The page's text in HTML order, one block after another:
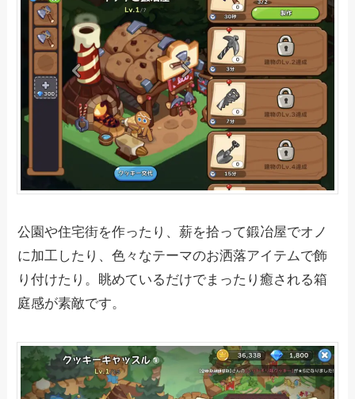
公園や住宅街を作ったり、薪を拾って鍛冶屋でオノ
に加工したり、色々なテーマのお洒落アイテムで飾
り付けたり。眺めているだけでまったり癒される箱
庭感が素敵です。